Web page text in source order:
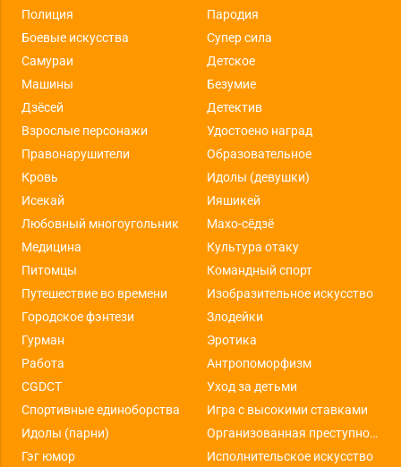
Полиция
Пародия
Боевые искусства
Супер сила
Самураи
Детское
Машины
Безумие
Дзёсей
Детектив
Взрослые персонажи
Удостоено наград
Правонарушители
Образовательное
Кровь
Идолы (девушки)
Исекай
Ияшикей
Любовный многоугольник
Махо-сёдзё
Медицина
Культура отаку
Питомцы
Командный спорт
Путешествие во времени
Изобразительное искусство
Городское фэнтези
Злодейки
Гурман
Эротика
Работа
Антропоморфизм
CGDCT
Уход за детьми
Спортивные единоборства
Игра с высокими ставками
Идолы (парни)
Организованная преступность
Гэг юмор
Исполнительское искусство